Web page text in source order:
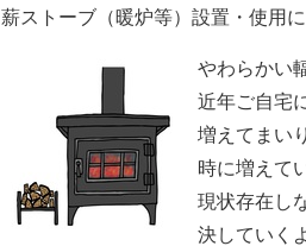
薪ストーブ（暖炉等）設置・使用
やわらかい
近年ご自宅
増えてまい
時に増えて
現状存在し
決していく